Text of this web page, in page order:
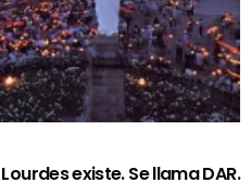
existe. Se llama DAR.